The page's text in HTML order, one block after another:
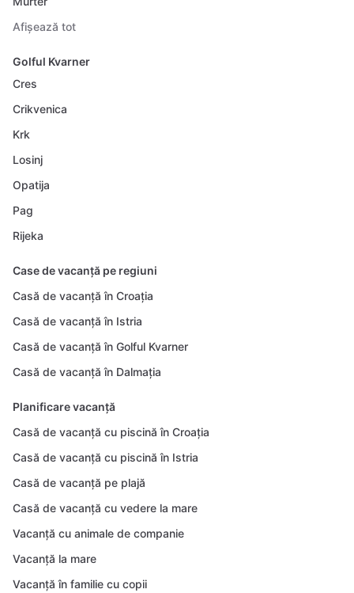
Afișează tot
Golful Kvarner
Cres
Crikvenica
Krk
Losinj
Opatija
Pag
Rijeka
Case de vacanță pe regiuni
Casă de vacanță în Croația
Casă de vacanță în Istria
Casă de vacanță în Golful Kvarner
Casă de vacanță în Dalmația
Planificare vacanță
Casă de vacanță cu piscină în Croația
Casă de vacanță cu piscină în Istria
Casă de vacanță pe plajă
Casă de vacanță cu vedere la mare
Vacanță cu animale de companie
Vacanță la mare
Vacanță în familie cu copii